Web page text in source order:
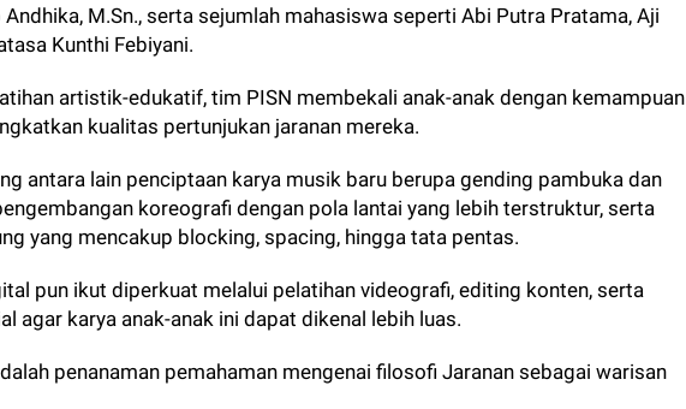
Andhika, M.Sn., serta sejumlah mahasiswa seperti Abi Putra Pratama, Aji
Kunthi Febiyani.
artistik-edukatif, tim PISN membekali anak-anak dengan kemampuan
kualitas pertunjukan jaranan mereka.
antara lain penciptaan karya musik baru berupa gending pambuka dan
koreografi dengan pola lantai yang lebih terstruktur, serta
yang mencakup blocking, spacing, hingga tata pentas.
pun ikut diperkuat melalui pelatihan videografi, editing konten, serta
agar karya anak-anak ini dapat dikenal lebih luas.
penanaman pemahaman mengenai filosofi Jaranan sebagai warisan